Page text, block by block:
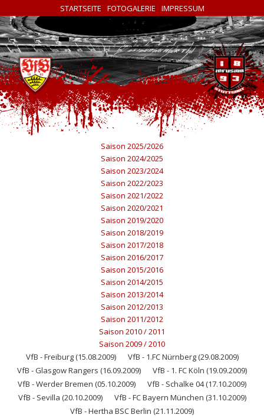
STARTSEITE FOTOGALERIE IMPRESSUM
Saison 2025/2026
Saison 2024/2025
Saison 2023/2024
Saison 2022/2023
Saison 2021/2022
Saison 2020/2021
Saison 2019/2020
Saison 2018/2019
Saison 2017/2018
Saison 2016/2017
Saison 2015/2016
Saison 2014/2015
Saison 2013/2014
Saison 2012/2013
Saison 2011/2012
Saison 2010 / 2011
Saison 2009 / 2010
VfB - Freiburg (15.08.2009)
VfB - 1.FC Nürnberg (29.08.2009)
VfB - Glasgow Rangers (16.09.2009)
VfB - 1. FC Köln (19.09.2009)
VfB - Werder Bremen (05.10.2009)
VfB - Schalke 04 (17.10.2009)
VfB - Sevilla (20.10.2009)
VfB - FC Bayern München (31.10.2009)
VfB - Hertha BSC Berlin (21.11.2009)